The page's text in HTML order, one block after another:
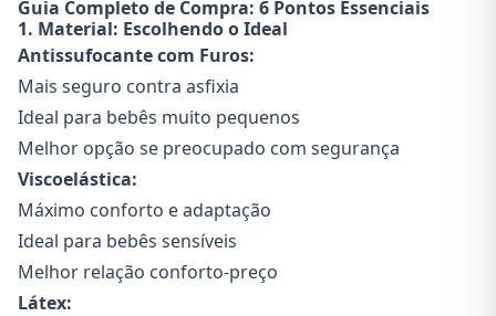
Guia Completo de Compra: 6 Pontos Essenciais
1. Material: Escolhendo o Ideal
Antissufocante com Furos:
Mais seguro contra asfixia
Ideal para bebês muito pequenos
Melhor opção se preocupado com segurança
Viscoelástica:
Máximo conforto e adaptação
Ideal para bebês sensíveis
Melhor relação conforto-preço
Látex: